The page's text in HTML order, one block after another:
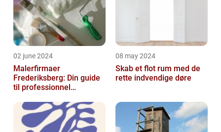
02 june 2024
Malerfirmaer
Frederiksberg: Din guide
til professionnel
08 may 2024
Skab et flot rum med de
rette indvendige døre